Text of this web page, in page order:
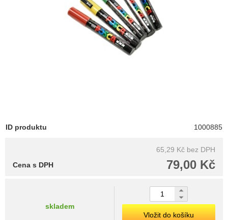
ID produktu 1000885
65,29 Kč bez DPH
79,00 Kč
Cena s DPH
skladem
Vložit do košíku